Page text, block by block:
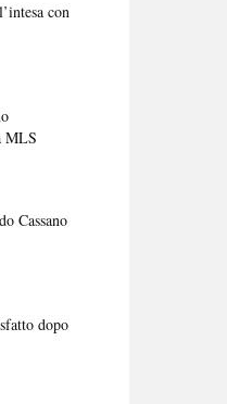
con
MLS
Cassano
dopo